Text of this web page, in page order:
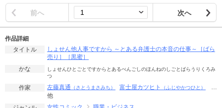
前へ 次へ
作品詳細
タイトル
しょせん他人事ですから ～とある弁護士の本音の仕事～［ばら
売り］［黒蜜］
かな
しょせんひとごとですからとあるべんごしのほんねのしごとばらうりくろみ
つ
作家 左藤真通 （さとうまさみち） 富士屋カツヒト （ふじやかつひと）
…
他